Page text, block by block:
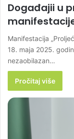
Događajii u
Manifestacija
18. maja 2025.
nezaobilazan…
Pročitaj više